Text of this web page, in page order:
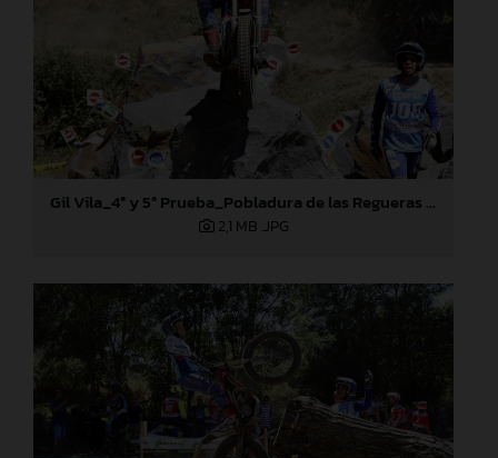
Gil Vila_4ª y 5ª Prueba_Pobladura de las Regueras (León)
2,1 MB .JPG